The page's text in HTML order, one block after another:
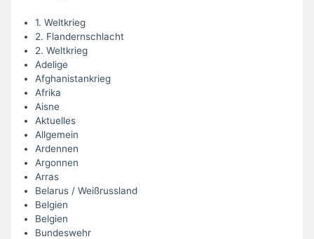
1. Weltkrieg
2. Flandernschlacht
2. Weltkrieg
Adelige
Afghanistankrieg
Afrika
Aisne
Aktuelles
Allgemein
Ardennen
Argonnen
Arras
Belarus / Weißrussland
Belgien
Belgien
Bundeswehr